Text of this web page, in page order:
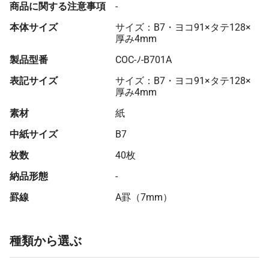
商品に関する注意事項
-
本体サイズ
サイズ：B7・ヨコ91×タテ128×
厚み4mm
製品型番
COC-ﾉ-B701A
表記サイズ
サイズ：B7・ヨコ91×タテ128×
厚み4mm
素材
紙
中紙サイズ
B7
枚数
40枚
納品形態
-
罫線
A罫（7mm）
種類から選ぶ